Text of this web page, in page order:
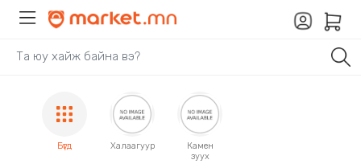
Бүгд Халаагуур
Камен
зуух